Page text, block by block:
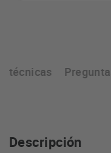
técnicas
Descripción